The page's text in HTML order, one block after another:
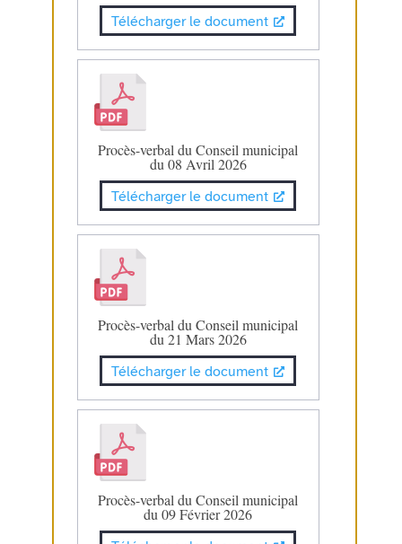
Télécharger le document
Procès-verbal du Conseil municipal
du 08 Avril 2026
Télécharger le document
Procès-verbal du Conseil municipal
du 21 Mars 2026
Télécharger le document
Procès-verbal du Conseil municipal
du 09 Février 2026